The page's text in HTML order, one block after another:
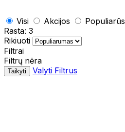
Visi Akcijos
Populiarūs
Rasta: 3
Rikiuoti
Filtrai
Filtrų nėra
Taikyti Valyti Filtrus